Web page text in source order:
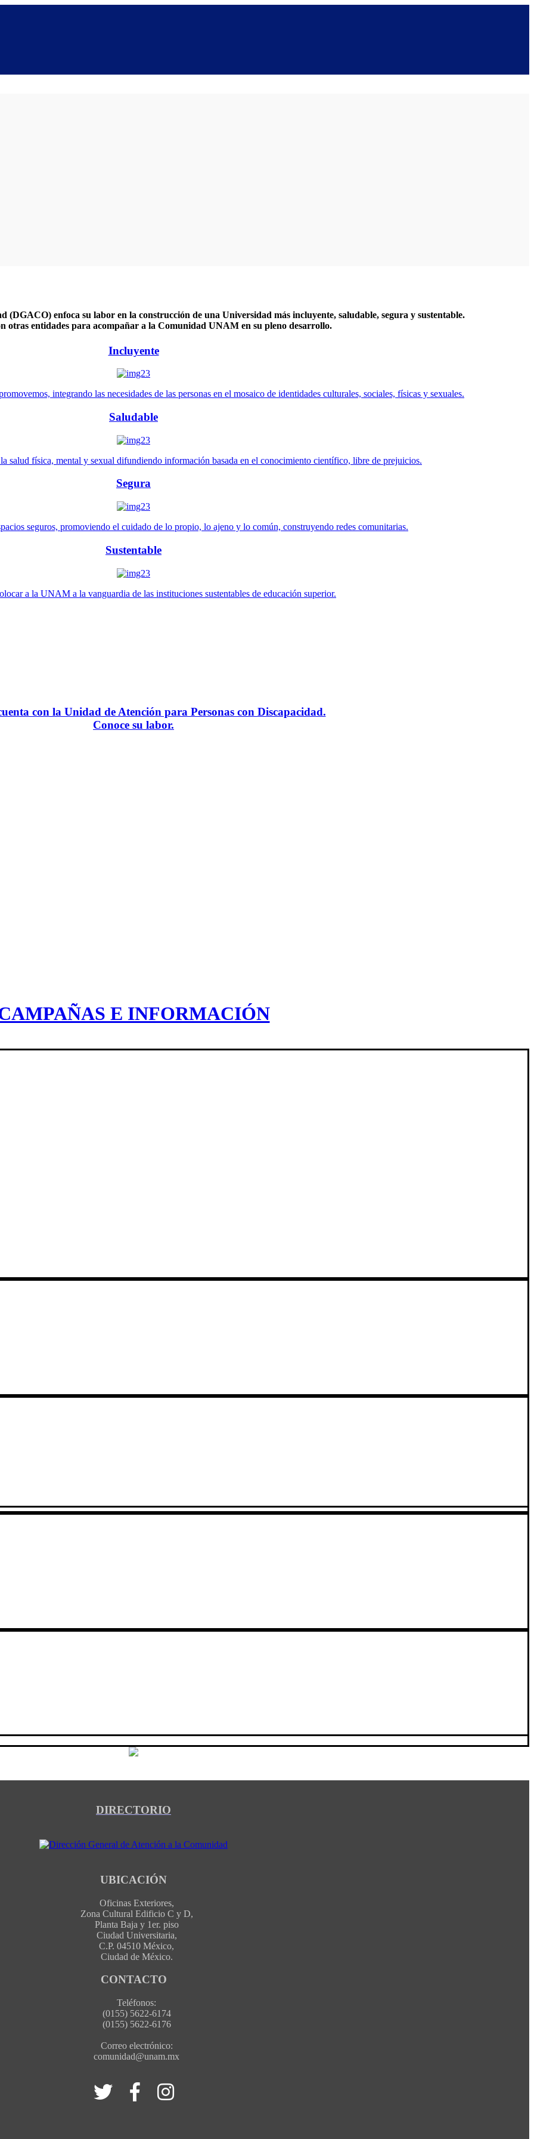
(DGACO) enfoca su labor en la construcción de una Universidad más incluyente, saludable, segura y sustentable.
otras entidades para acompañar a la Comunidad UNAM en su pleno desarrollo.
Incluyente
integrando las necesidades de las personas en el mosaico de identidades culturales, sociales, físicas y sexuales.
Saludable
salud física, mental y sexual difundiendo información basada en el conocimiento científico, libre de prejuicios.
Segura
seguros, promoviendo el cuidado de lo propio, lo ajeno y lo común, construyendo redes comunitarias.
Sustentable
a la UNAM a la vanguardia de las instituciones sustentables de educación superior.
con la Unidad de Atención para Personas con Discapacidad.
Conoce su labor.
E INFORMACIÓN
DIRECTORIO
UBICACIÓN
Oficinas Exteriores,
Zona Cultural Edificio C y D,
Planta Baja y 1er. piso
Ciudad Universitaria,
C.P. 04510 México,
Ciudad de México.
CONTACTO
Teléfonos:
(0155) 5622-6174
(0155) 5622-6176
Correo electrónico:
comunidad@unam.mx